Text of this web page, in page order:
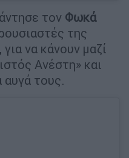
τον Φωκά
της
να κάνουν μαζί
Ανέστη» και
αυγά τους.